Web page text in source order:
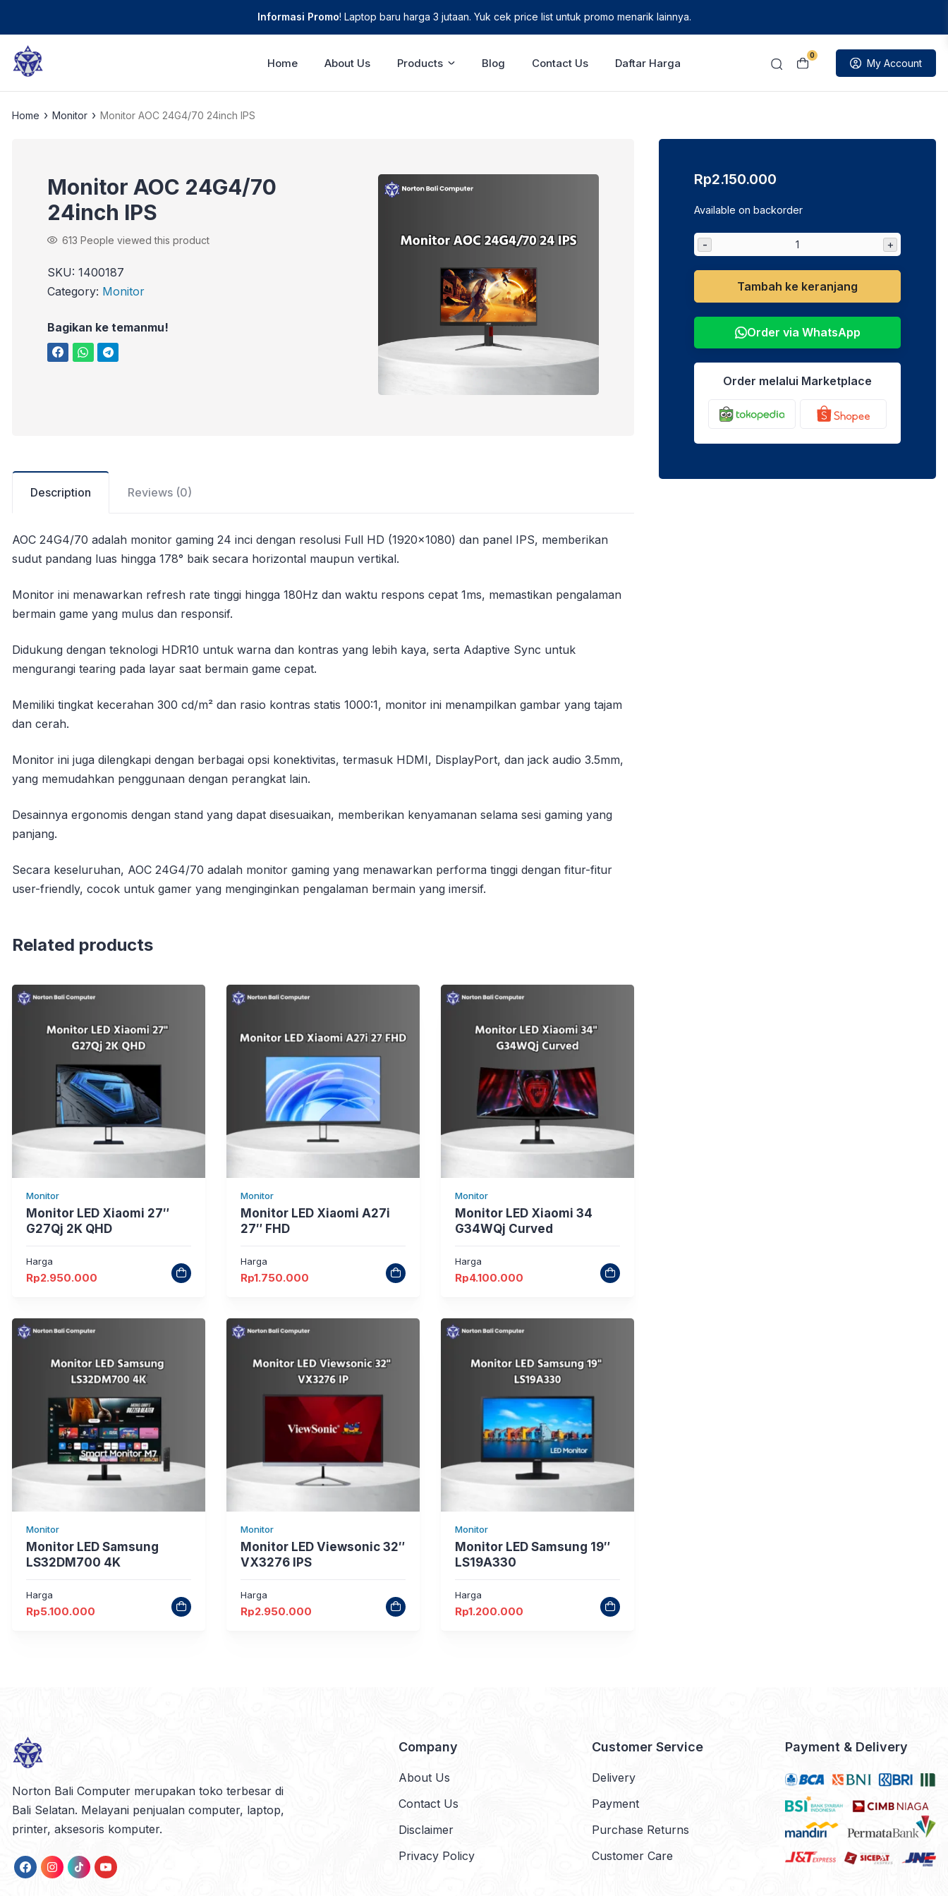
Informasi Promo! Laptop baru harga 3 jutaan. Yuk cek price list untuk promo menarik lainnya.
0
My Account
Home About Us Products Blog Contact Us Daftar Harga
Home › Monitor › Monitor AOC 24G4/70 24inch IPS
Monitor AOC 24G4/70
24inch IPS
613 People viewed this product
SKU: 1400187
Category: Monitor
Bagikan ke temanmu!
Description Reviews (0)
AOC 24G4/70 adalah monitor gaming 24 inci dengan resolusi Full HD (1920×1080) dan panel IPS, memberikan
sudut pandang luas hingga 178° baik secara horizontal maupun vertikal.
Monitor ini menawarkan refresh rate tinggi hingga 180Hz dan waktu respons cepat 1ms, memastikan pengalaman
bermain game yang mulus dan responsif.
Didukung dengan teknologi HDR10 untuk warna dan kontras yang lebih kaya, serta Adaptive Sync untuk
mengurangi tearing pada layar saat bermain game cepat.
Memiliki tingkat kecerahan 300 cd/m² dan rasio kontras statis 1000:1, monitor ini menampilkan gambar yang tajam
dan cerah.
Monitor ini juga dilengkapi dengan berbagai opsi konektivitas, termasuk HDMI, DisplayPort, dan jack audio 3.5mm,
yang memudahkan penggunaan dengan perangkat lain.
Desainnya ergonomis dengan stand yang dapat disesuaikan, memberikan kenyamanan selama sesi gaming yang
panjang.
Secara keseluruhan, AOC 24G4/70 adalah monitor gaming yang menawarkan performa tinggi dengan fitur-fitur
user-friendly, cocok untuk gamer yang menginginkan pengalaman bermain yang imersif.
Related products
Monitor
Monitor LED Xiaomi 27″
G27Qj 2K QHD
Harga
Rp2.950.000
Monitor
Monitor LED Xiaomi A27i
27″ FHD
Harga
Rp1.750.000
Monitor
Monitor LED Xiaomi 34
G34WQj Curved
Harga
Rp4.100.000
Monitor
Monitor LED Samsung
LS32DM700 4K
Harga
Rp5.100.000
Monitor
Monitor LED Viewsonic 32″
VX3276 IPS
Harga
Rp2.950.000
Monitor
Monitor LED Samsung 19″
LS19A330
Harga
Rp1.200.000
Rp2.150.000
Available on backorder
- +
Tambah ke keranjang
Order via WhatsApp
Order melalui Marketplace
Norton Bali Computer merupakan toko terbesar di
Bali Selatan. Melayani penjualan computer, laptop,
printer, aksesoris komputer.
Company
About Us
Contact Us
Disclaimer
Privacy Policy
Customer Service
Delivery
Payment
Purchase Returns
Customer Care
Payment & Delivery